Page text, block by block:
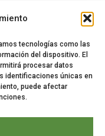
tecnologías como las
del dispositivo. El
procesar datos
identificaciones únicas en
puede afectar
de los
la evolución